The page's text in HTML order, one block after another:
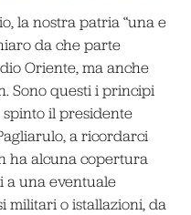
la nostra patria “una e
da che parte
Oriente, ma anche
Sono questi i principi
il presidente
a ricordarci
ha alcuna copertura
a una eventuale
militari o istallazioni, da